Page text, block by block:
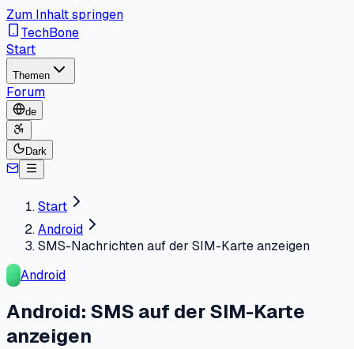
Zum Inhalt springen
TechBone
Start
Themen
Forum
de
Dark
Start
Android
SMS-Nachrichten auf der SIM-Karte anzeigen
Android
Android: SMS auf der SIM-Karte
anzeigen